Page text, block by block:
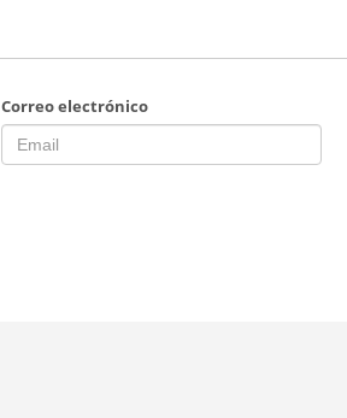
Correo electrónico